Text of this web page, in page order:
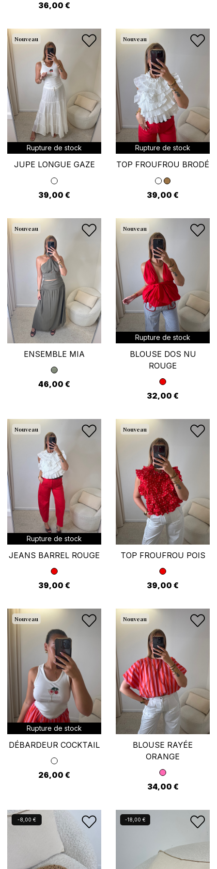
36,00 €
Nouveau
Rupture de stock
JUPE LONGUE GAZE
39,00 €
Nouveau
Rupture de stock
TOP FROUFROU BRODÉ
39,00 €
Nouveau
ENSEMBLE MIA
46,00 €
Nouveau
Rupture de stock
BLOUSE DOS NU
ROUGE
32,00 €
Nouveau
Rupture de stock
JEANS BARREL ROUGE
39,00 €
Nouveau
TOP FROUFROU POIS
39,00 €
Nouveau
Rupture de stock
DÉBARDEUR COCKTAIL
26,00 €
Nouveau
BLOUSE RAYÉE
ORANGE
34,00 €
-8,00 €
Nouveau -18,00 €
Nouveau